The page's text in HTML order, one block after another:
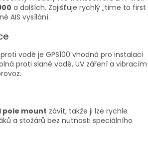
a dalších. Zajišťuje rychlý „time to first
AIS vysílání.
vodě je GPS100 vhodná pro instalaci
proti slané vodě, UV záření a vibracím
pole mount závit, takže ji lze rychle
a stožárů bez nutnosti speciálního